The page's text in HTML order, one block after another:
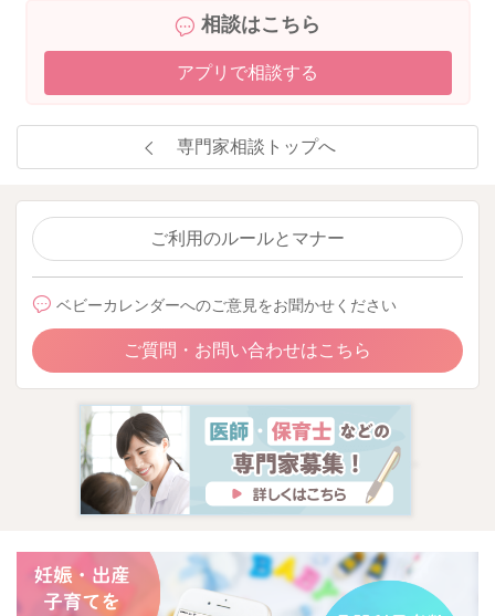
相談はこちら
アプリで相談する
専門家相談トップへ
ご利用のルールとマナー
ベビーカレンダーへのご意見をお聞かせください
ご質問・お問い合わせはこちら